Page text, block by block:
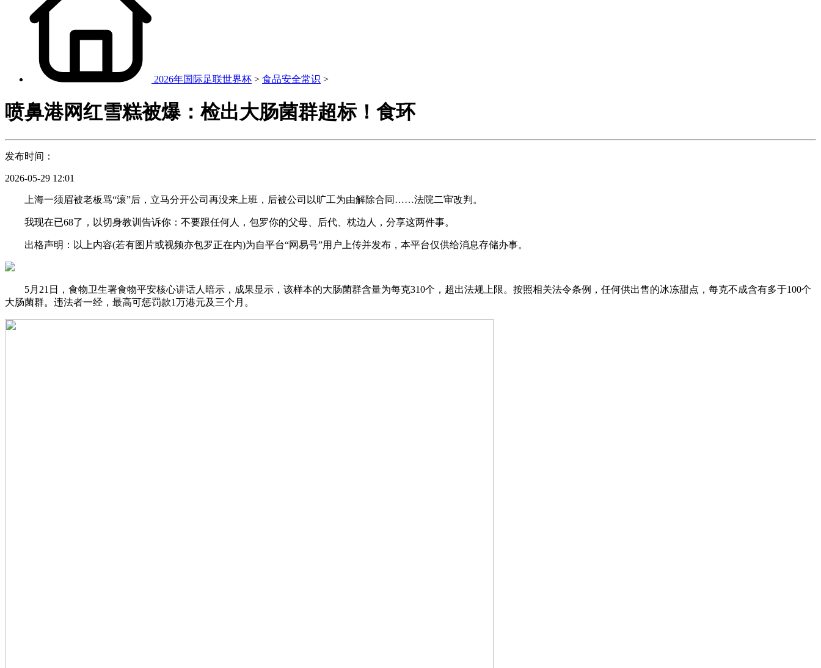
2026年国际足联世界杯 > 食品安全常识 >
喷鼻港网红雪糕被爆：检出大肠菌群超标！食环
发布时间：
2026-05-29 12:01
上海一须眉被老板骂“滚”后，立马分开公司再没来上班，后被公司以旷工为由解除合同……法院二审改判。
我现在已68了，以切身教训告诉你：不要跟任何人，包罗你的父母、后代、枕边人，分享这两件事。
出格声明：以上内容(若有图片或视频亦包罗正在内)为自平台“网易号”用户上传并发布，本平台仅供给消息存储办事。
5月21日，食物卫生署食物平安核心讲话人暗示，成果显示，该样本的大肠菌群含量为每克310个，超出法规上限。按照相关法令条例，任何供出售的冰冻甜点，每克不成含有多于100个
大肠菌群。违法者一经，最高可惩罚款1万港元及三个月。